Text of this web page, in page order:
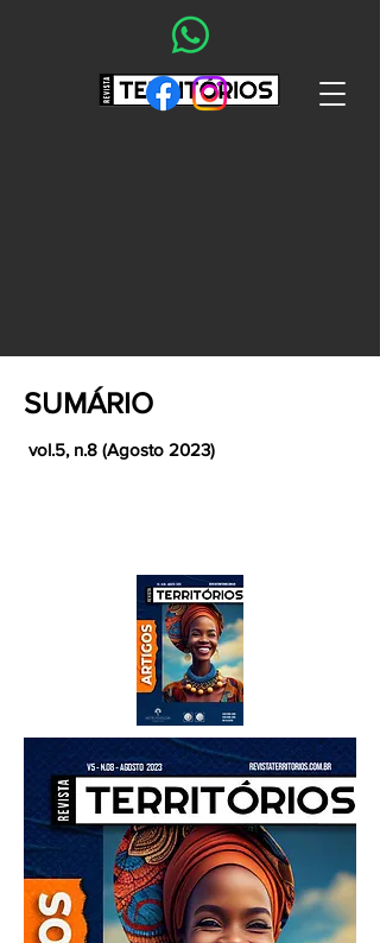
SUMÁRIO
vol.5, n.8 (Agosto 2023)